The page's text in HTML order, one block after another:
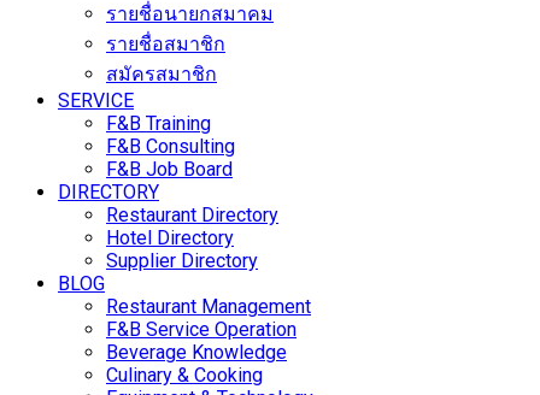
รายชื่อนายกสมาคม
รายชื่อสมาชิก
สมัครสมาชิก
SERVICE
F&B Training
F&B Consulting
F&B Job Board
DIRECTORY
Restaurant Directory
Hotel Directory
Supplier Directory
BLOG
Restaurant Management
F&B Service Operation
Beverage Knowledge
Culinary & Cooking